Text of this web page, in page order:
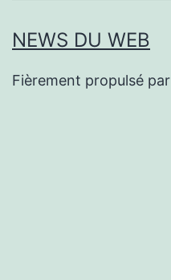
NEWS DU WEB
Fièrement propulsé par